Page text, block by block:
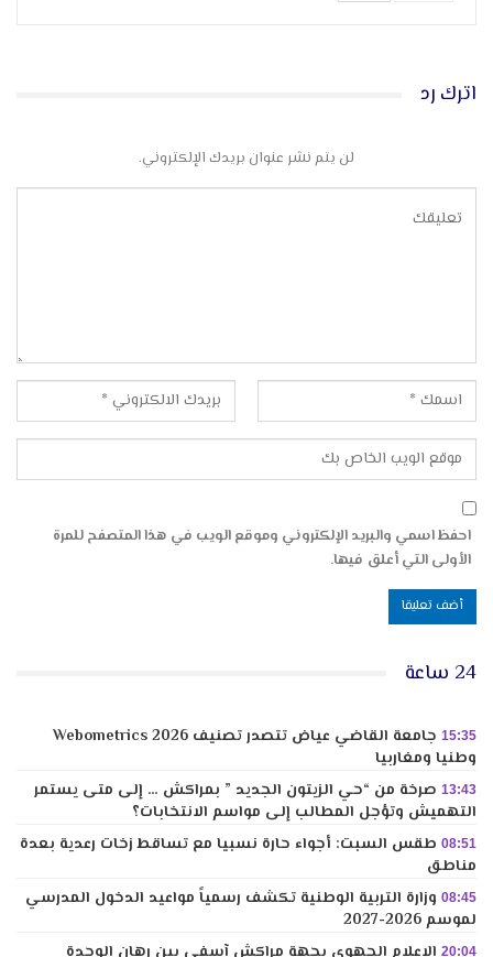
اترك رد
لن يتم نشر عنوان بريدك الإلكتروني.
احفظ اسمي والبريد الإلكتروني وموقع الويب في هذا المتصفح للمرة
الأولى التي أعلق فيها.
24 ساعة
15:35
جامعة القاضي عياض تتصدر تصنيف Webometrics 2026
وطنيا ومغاربيا
13:43 صرخة من “حي الزيتون الجديد ” بمراكش … إلى متى يستمر
التهميش وتؤجل المطالب إلى مواسم الانتخابات؟
08:51 طقس السبت: أجواء حارة نسبيا مع تساقط زخات رعدية بعدة
مناطق
08:45 وزارة التربية الوطنية تكشف رسمياً مواعيد الدخول المدرسي
لموسم 2026-2027
20:04